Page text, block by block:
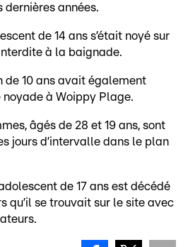
années.
de 14 ans s’était noyé sur
à la baignade.
de 10 ans avait également
à Woippy Plage.
âgés de 28 et 19 ans, sont
jours d’intervalle dans le plan
de 17 ans est décédé
qu’il se trouvait sur le site avec